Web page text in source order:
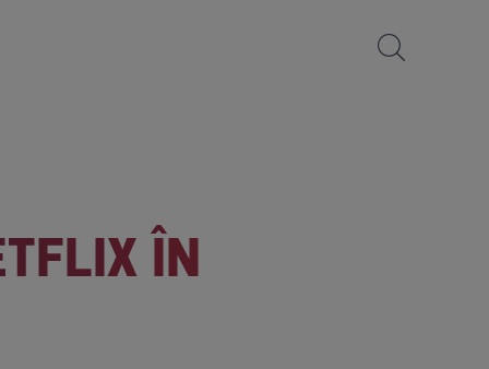
ÎN